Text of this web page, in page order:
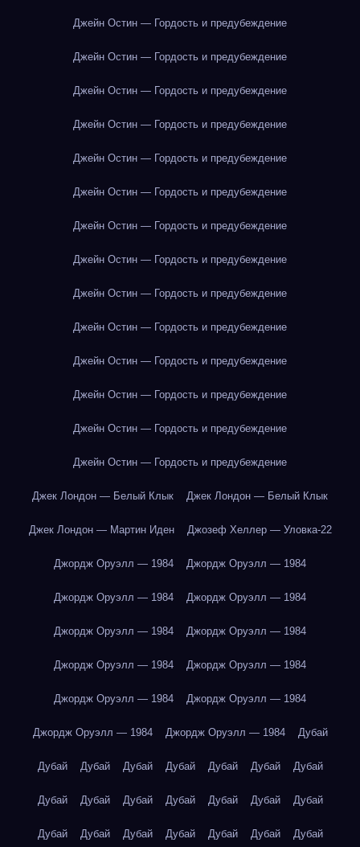
Джейн Остин — Гордость и предубеждение
Джейн Остин — Гордость и предубеждение
Джейн Остин — Гордость и предубеждение
Джейн Остин — Гордость и предубеждение
Джейн Остин — Гордость и предубеждение
Джейн Остин — Гордость и предубеждение
Джейн Остин — Гордость и предубеждение
Джейн Остин — Гордость и предубеждение
Джейн Остин — Гордость и предубеждение
Джейн Остин — Гордость и предубеждение
Джейн Остин — Гордость и предубеждение
Джейн Остин — Гордость и предубеждение
Джейн Остин — Гордость и предубеждение
Джейн Остин — Гордость и предубеждение
Джек Лондон — Белый Клык Джек Лондон — Белый Клык
Джек Лондон — Мартин Иден Джозеф Хеллер — Уловка-22
Джордж Оруэлл — 1984 Джордж Оруэлл — 1984
Джордж Оруэлл — 1984 Джордж Оруэлл — 1984
Джордж Оруэлл — 1984 Джордж Оруэлл — 1984
Джордж Оруэлл — 1984 Джордж Оруэлл — 1984
Джордж Оруэлл — 1984 Джордж Оруэлл — 1984
Джордж Оруэлл — 1984 Джордж Оруэлл — 1984 Дубай
Дубай Дубай Дубай Дубай Дубай Дубай Дубай
Дубай Дубай Дубай Дубай Дубай Дубай Дубай
Дубай Дубай Дубай Дубай Дубай Дубай Дубай